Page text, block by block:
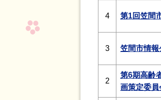
4 第1回笠間
3 笠間市情
2
第6期高齢
画策定委員